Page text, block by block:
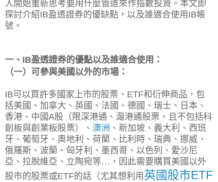
人開始重新思考要用什麼管道來作指數投資。 本文即
探討介紹IB盈透證券的優缺點，以及誰適合使用IB帳
號。
一、IB盈透證券的優點以及誰適合使用：
（一）可參與美國以外的市場：
IB可以買許多國家上市的股票、ETF和衍伸商品，包
括美國、加拿大、英國、法國、德國、瑞士、日本、
香港、中國A股（限深港通、滬港通股票，且不包括科
創板與創業板股票）、 澳洲 、新加坡、義大利、西班
牙、葡萄牙、奧地利、荷蘭、比利時、瑞典、挪威、
俄羅斯、波蘭、匈牙利、墨西哥、以色列、愛沙尼
亞、拉脫維亞、立陶宛等…，因此需要購買美國以外
股市的股票或ETF的話（尤其想利用 英國股市ETF